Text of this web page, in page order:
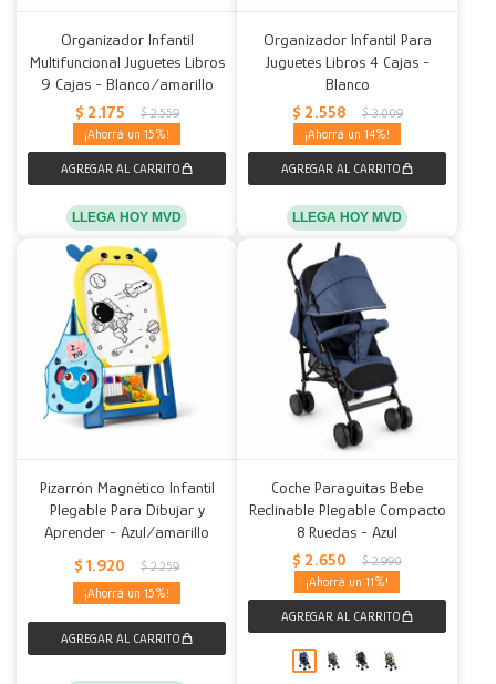
Organizador Infantil
Multifuncional Juguetes Libros
9 Cajas - Blanco/amarillo
$ 2.175 $ 2.559
15
LLEGA HOY MVD
Organizador Infantil Para
Juguetes Libros 4 Cajas -
Blanco
$ 2.558 $ 3.009
14
LLEGA HOY MVD
Pizarrón Magnético Infantil
Plegable Para Dibujar y
Aprender - Azul/amarillo
$ 1.920 $ 2.259
15
Coche Paraguitas Bebe
Reclinable Plegable Compacto
8 Ruedas - Azul
$ 2.650 $ 2.990
11